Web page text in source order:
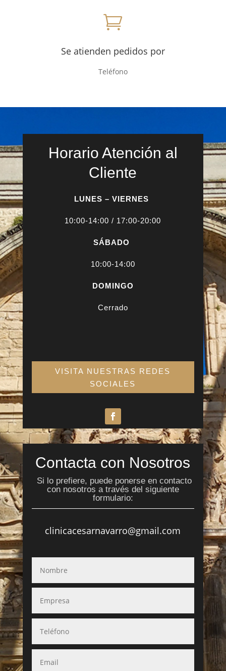

Se atienden pedidos por
Teléfono
Horario Atención al
Cliente
LUNES – VIERNES
10:00-14:00 / 17:00-20:00
SÁBADO
10:00-14:00
DOMINGO
Cerrado
VISITA NUESTRAS REDES
SOCIALES
Contacta con Nosotros
Si lo prefiere, puede ponerse en contacto
con nosotros a través del siguiente
formulario:
clinicacesarnavarro@gmail.com